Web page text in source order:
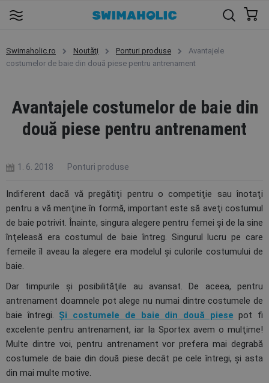
Swimaholic.ro Noutăţi Ponturi produse
Avantajele
costumelor de baie din două piese pentru antrenament
Avantajele costumelor de baie din
două piese pentru antrenament
1. 6. 2018 Ponturi produse
Indiferent dacă vă pregătiţi pentru o competiţie sau înotaţi
pentru a vă menţine în formă, important este să aveţi costumul
de baie potrivit. Înainte, singura alegere pentru femei şi de la sine
înţeleasă era costumul de baie întreg. Singurul lucru pe care
femeile îl aveau la alegere era modelul şi culorile costumului de
baie.
Dar timpurile şi posibilităţile au avansat. De aceea, pentru
antrenament doamnele pot alege nu numai dintre costumele de
baie întregi. Şi costumele de baie din două piese pot fi
excelente pentru antrenament, iar la Sportex avem o mulţime!
Multe dintre voi, pentru antrenament vor prefera mai degrabă
costumele de baie din două piese decât pe cele întregi, şi asta
din mai multe motive.